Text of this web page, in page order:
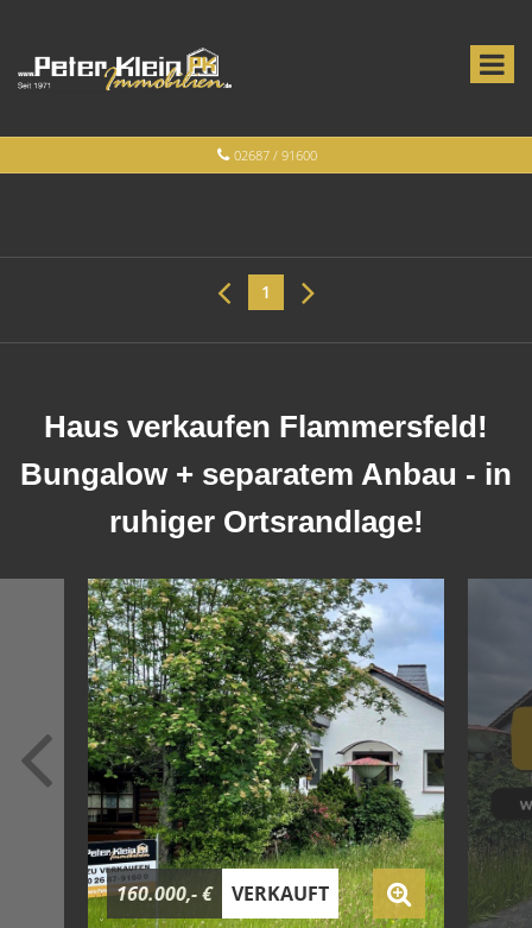
02687 / 91600
1
Haus verkaufen Flammersfeld!
Bungalow + separatem Anbau - in
ruhiger Ortsrandlage!
160.000,- € VERKAUFT